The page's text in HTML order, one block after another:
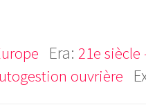
Era: 21e
ouvrière